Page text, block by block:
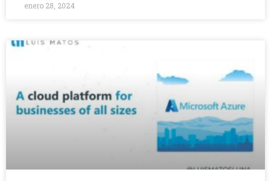
enero 28, 2024